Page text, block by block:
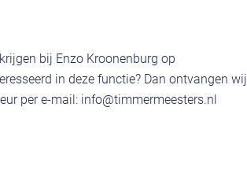
bij Enzo Kroonenburg op
in deze functie? Dan ontvangen wij
per e-mail: info@timmermeesters.nl